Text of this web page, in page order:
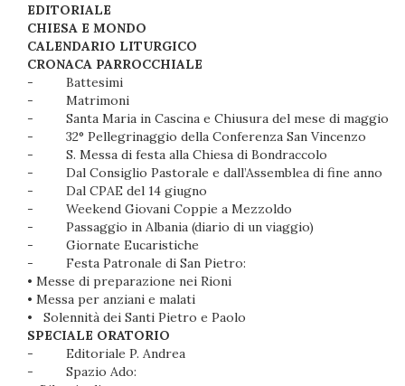
EDITORIALE
CHIESA E MONDO
CALENDARIO LITURGICO
CRONACA PARROCCHIALE
-
Battesimi
-
Matrimoni
-
Santa Maria in Cascina e Chiusura del mese di maggio
-
32° Pellegrinaggio della Conferenza San Vincenzo
-
S. Messa di festa alla Chiesa di Bondraccolo
-
Dal Consiglio Pastorale e dall’Assemblea di fine anno
-
Dal CPAE del 14 giugno
-
Weekend Giovani Coppie a Mezzoldo
-
Passaggio in Albania (diario di un viaggio)
-
Giornate Eucaristiche
-
Festa Patronale di San Pietro:
• Messe di preparazione nei Rioni
• Messa per anziani e malati
•
Solennità dei Santi Pietro e Paolo
SPECIALE ORATORIO
-
Editoriale P. Andrea
-
Spazio Ado: